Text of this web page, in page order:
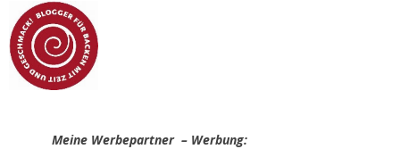
Meine Werbepartner – Werbung: